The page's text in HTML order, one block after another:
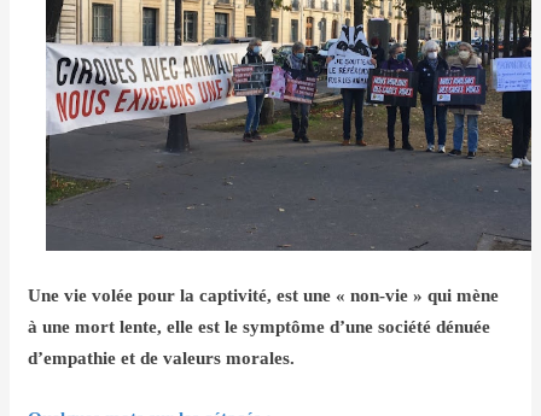
Une vie volée pour la captivité, est une «non-vie» qui mène
à une mort lente, elle est le symptôme d’une société dénuée
d’empathie et de valeurs morales.